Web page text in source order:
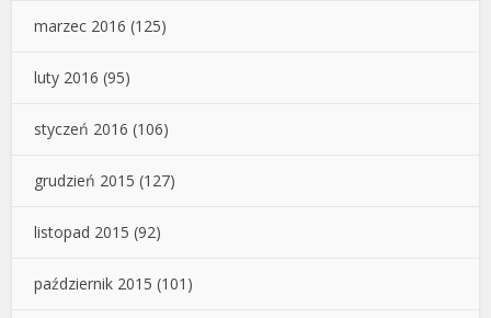
marzec 2016 (125)
luty 2016 (95)
styczeń 2016 (106)
grudzień 2015 (127)
listopad 2015 (92)
październik 2015 (101)